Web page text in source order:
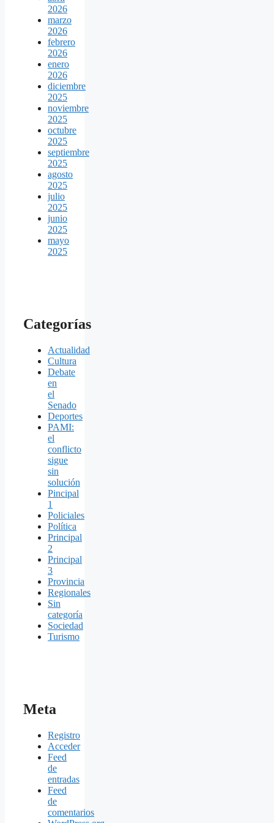
2026
marzo
2026
febrero
2026
enero
2026
diciembre
2025
noviembre
2025
octubre
2025
septiembre
2025
agosto
2025
julio
2025
junio
2025
mayo
2025
Categorías
Actualidad
Cultura
Debate
en
el
Senado
Deportes
PAMI:
el
conflicto
sigue
sin
solución
Pincipal
1
Policiales
Política
Principal
2
Principal
3
Provincia
Regionales
Sin
categoría
Sociedad
Turismo
Meta
Registro
Acceder
Feed
de
entradas
Feed
de
comentarios